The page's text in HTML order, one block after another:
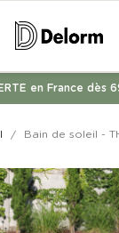
en France dès
Bain de soleil -